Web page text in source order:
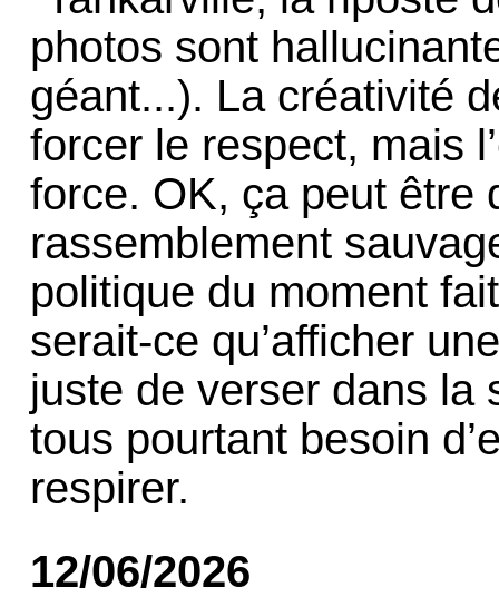
photos sont
géant...). La créativité
forcer le respect, mais
force. OK, ça peut être
rassemblement
politique du moment
serait-ce qu’afficher
juste de verser dans la
tous pourtant besoin
respirer.
12/06/2026